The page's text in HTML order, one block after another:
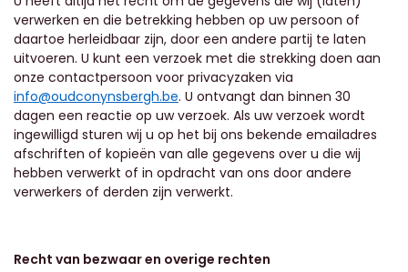
verwerken en die betrekking hebben op uw persoon of
daartoe herleidbaar zijn, door een andere partij te laten
uitvoeren. U kunt een verzoek met die strekking doen aan
onze contactpersoon voor privacyzaken via
info@oudconynsbergh.be. U ontvangt dan binnen 30
dagen een reactie op uw verzoek. Als uw verzoek wordt
ingewilligd sturen wij u op het bij ons bekende emailadres
afschriften of kopieën van alle gegevens over u die wij
hebben verwerkt of in opdracht van ons door andere
verwerkers of derden zijn verwerkt.
Recht van bezwaar en overige rechten